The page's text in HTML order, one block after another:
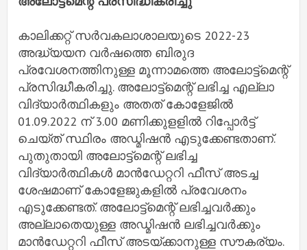
കാലിക്കറ്റ് സർവകലാശാലയുടെ 2022-23
അദ്ധ്യയന വർഷത്തെ ബിരുദ
പ്രവേശനത്തിനുള്ള മൂന്നാമത്തെ അലോട്ട്മെന്റ്
പ്രസിദ്ധീകരിച്ചു. അലോട്ട്മെന്റ് ലഭിച്ച എല്ലാ
വിദ്യാർത്ഥികളും അതത് കോളേജിൽ
01.09.2022 ന് 3.00 മണിക്കുളളിൽ റിപ്പോർട്ട്
ചെയ്ത് സ്ഥിരം അഡ്മിഷൻ എടുക്കേണ്ടതാണ്.
പുതുതായി അലോട്ട്മെന്റ് ലഭിച്ച
വിദ്യാർത്ഥികൾ മാൻഡേറ്ററി ഫീസ് അടച്ച
ശേഷമാണ് കോളേജുകളിൽ പ്രവേശനം
എടുക്കേണ്ടത്. അലോട്ട്മെന്റ് ലഭിച്ചവർക്കും
അല്ലാതെയുള്ള അഡ്മിഷൻ ലഭിച്ചവർക്കും
മാൻഡേറ്ററി ഫീസ് അടയ്ക്കാനുള്ള സൗകര്യം.